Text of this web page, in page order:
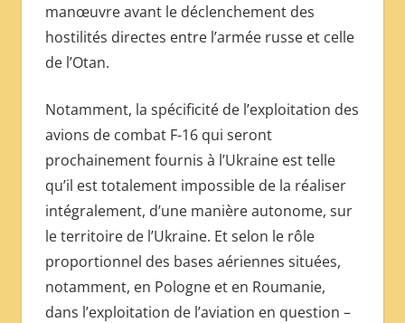
manœuvre avant le déclenchement des
hostilités directes entre l’armée russe et celle
de l’Otan.
Notamment, la spécificité de l’exploitation des
avions de combat F-16 qui seront
prochainement fournis à l’Ukraine est telle
qu’il est totalement impossible de la réaliser
intégralement, d’une manière autonome, sur
le territoire de l’Ukraine. Et selon le rôle
proportionnel des bases aériennes situées,
notamment, en Pologne et en Roumanie,
dans l’exploitation de l’aviation en question –